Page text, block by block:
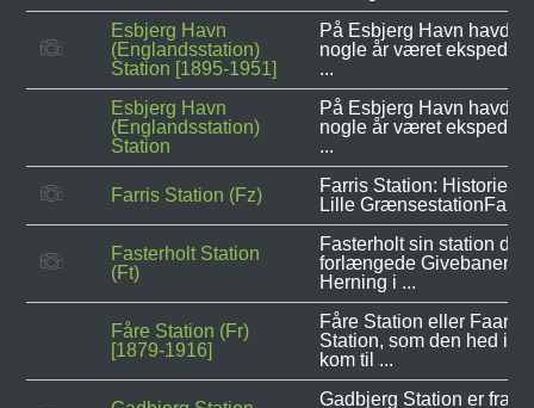
Esbjerg Havn
(Englandsstation)
Station [1895-1951]
På Esbjerg Havn havde
nogle år været
...
Esbjerg Havn
(Englandsstation)
Station
På Esbjerg Havn havde
nogle år været
...
Farris Station (Fz)
Farris Station: Historien
Lille
Fasterholt Station
(Ft)
Fasterholt sin station da
forlængede Givebanen til
Herning i ...
Fåre Station (Fr)
[1879-1916]
Fåre Station eller Faare
Station, som den hed i
kom til ...
Gadbjerg Station er fra